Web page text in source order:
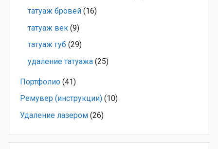
татуаж бровей (16)
татуаж век (9)
татуаж губ (29)
удаление татуажа (25)
Портфолио (41)
Ремувер (инструкции) (10)
Удаление лазером (26)